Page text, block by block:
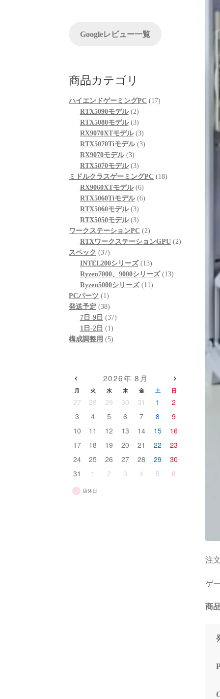
注
ゲ
商
でサポートは分かりません
も喜んでおります。
次回購入の際の比較ショッ
プとして入りそうです。
リ
に
(
Googleレビュー一覧
商品カテゴリ
ハイエンドゲーミングPC 1717
RTX5090モデル 22
個
の
商
RTX5080モデル 33
個
の
品
RX9070XTモデル 33
個
品
RTX5070Tiモデル 33
商
品
RX9070モデル 33
個
の
商
品
RTX5070モデル 33
個
の
商
品
ミドルクラスゲーミングPC 1818
RX9060XTモデル 66
個
品
RTX5060Tiモデル 66
商
品
RTX5060モデル 33
個
の
商
RTX5050モデル 33
個
の
品
ワークステーションPC 22
個
商
品
RTXワークステーションGPU 22
スペック 3737
個
の
商
品
INTEL200シリーズ 1313
個
の
Ryzen7000、9000シリーズ 1313
Ryzen5000シリーズ 1111
PCパーツ 11
個
の
商
品
発送予定 3838
個
の
商
7日-9日 3737
1日-2日 11
個
構成調整用 55
品
‹ 2026年 8月 ›
月 火 水 木 金 土 日
27 28 29 30 31 1
2
3
4 5 6 7 8
9
10
11 12 13 14 15
16
17
18 19 20 21 22
23
24
25 26 27 28 29
30
31
1 2 3 4 5 6
店休日